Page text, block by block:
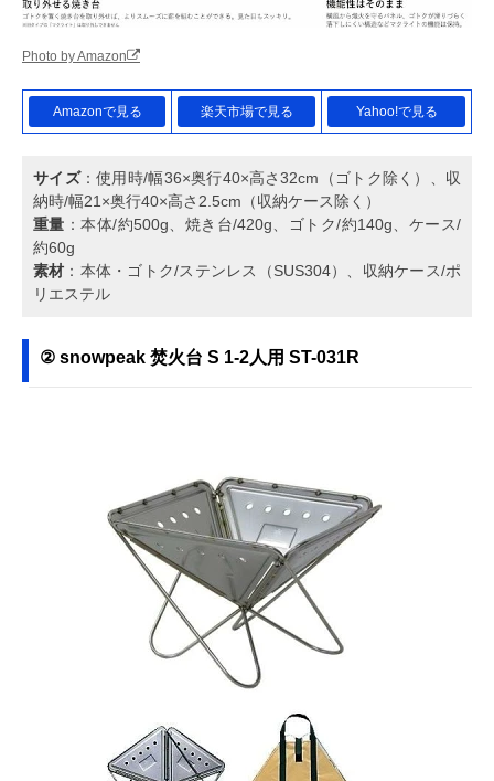
Photo by Amazon
Amazonで見る 楽天市場で見る Yahoo!で見る
サイズ：使用時/幅36×奥行40×高さ32cm（ゴトク除く）、収
納時/幅21×奥行40×高さ2.5cm（収納ケース除く）
重量 ：本体/約500g、焼き台/420g、ゴトク/約140g、ケース/
約60g
素材 ：本体・ゴトク/ステンレス（SUS304）、収納ケース/ポ
リエステル
② snowpeak 焚火台 S 1-2人用 ST-031R